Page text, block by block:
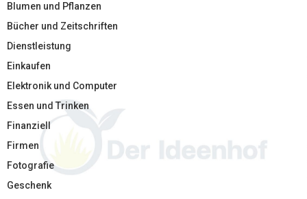
Blumen und Pflanzen
Bücher und Zeitschriften
Dienstleistung
Einkaufen
Elektronik und Computer
Essen und Trinken
Finanziell
Firmen
Fotografie
Geschenk